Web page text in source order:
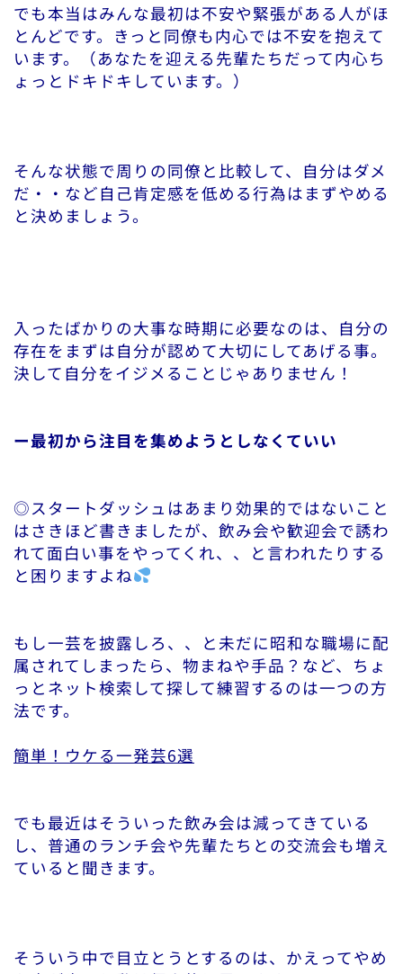
でも本当はみんな最初は不安や緊張がある人がほ
とんどです。きっと同僚も内心では不安を抱えて
います。（あなたを迎える先輩たちだって内心ち
ょっとドキドキしています。）
そんな状態で周りの同僚と比較して、自分はダメ
だ・・など自己肯定感を低める行為はまずやめる
と決めましょう。
入ったばかりの大事な時期に必要なのは、自分の
存在をまずは自分が認めて大切にしてあげる事。
決して自分をイジメることじゃありません！
ー最初から注目を集めようとしなくていい
◎スタートダッシュはあまり効果的ではないこと
はさきほど書きましたが、飲み会や歓迎会で誘わ
れて面白い事をやってくれ、、と言われたりする
と困りますよね
もし一芸を披露しろ、、と未だに昭和な職場に配
属されてしまったら、物まねや手品？など、ちょ
っとネット検索して探して練習するのは一つの方
法です。
簡単！ウケる一発芸6選
でも最近はそういった飲み会は減ってきている
し、普通のランチ会や先輩たちとの交流会も増え
ていると聞きます。
そういう中で目立とうとするのは、かえってやめ